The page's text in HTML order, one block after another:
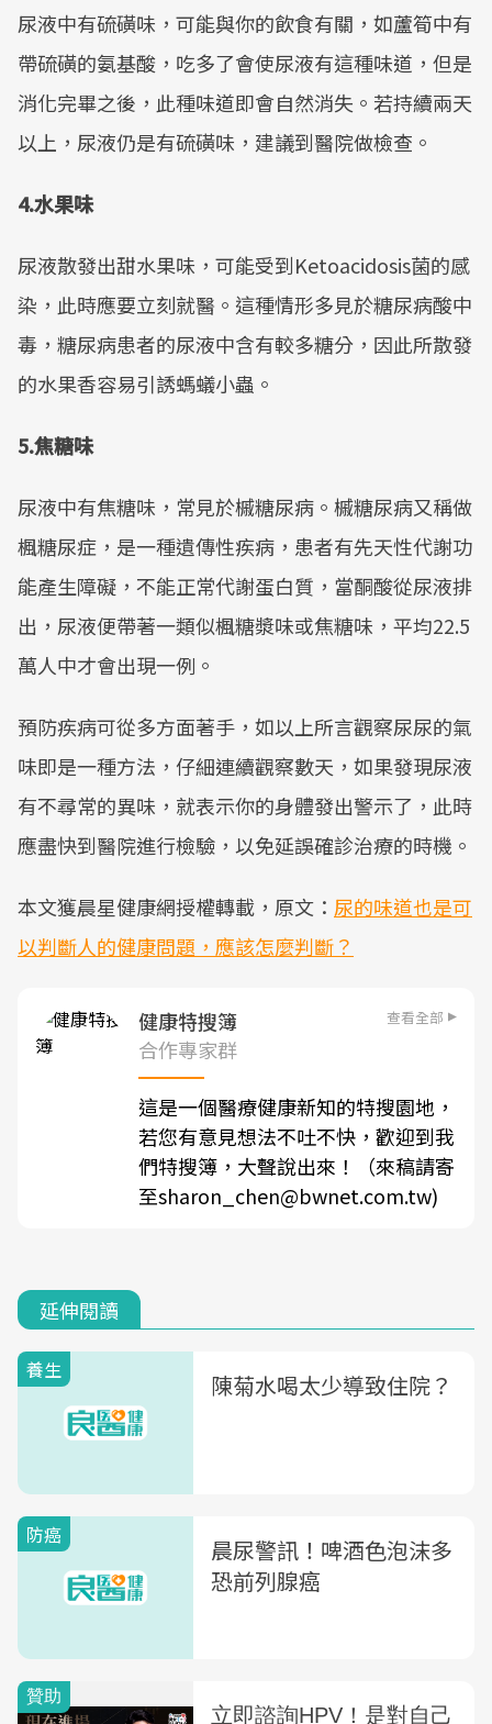
尿液中有硫磺味，可能與你的飲食有關，如蘆筍中有
帶硫磺的氨基酸，吃多了會使尿液有這種味道，但是
消化完畢之後，此種味道即會自然消失。若持續兩天
以上，尿液仍是有硫磺味，建議到醫院做檢查。
4.水果味
尿液散發出甜水果味，可能受到Ketoacidosis菌的感
染，此時應要立刻就醫。這種情形多見於糖尿病酸中
毒，糖尿病患者的尿液中含有較多糖分，因此所散發
的水果香容易引誘螞蟻小蟲。
5.焦糖味
尿液中有焦糖味，常見於槭糖尿病。槭糖尿病又稱做
楓糖尿症，是一種遺傳性疾病，患者有先天性代謝功
能產生障礙，不能正常代謝蛋白質，當酮酸從尿液排
出，尿液便帶著一類似楓糖漿味或焦糖味，平均22.5
萬人中才會出現一例。
預防疾病可從多方面著手，如以上所言觀察尿尿的氣
味即是一種方法，仔細連續觀察數天，如果發現尿液
有不尋常的異味，就表示你的身體發出警示了，此時
應盡快到醫院進行檢驗，以免延誤確診治療的時機。
本文獲晨星健康網授權轉載，原文： 尿的味道也是可
以判斷人的健康問題，應該怎麼判斷？
健康特搜簿 查看全部
合作專家群
這是一個醫療健康新知的特搜園地，
若您有意見想法不吐不快，歡迎到我
們特搜簿，大聲說出來！（來稿請寄
至sharon_chen@bwnet.com.tw)
延伸閱讀
養生 陳菊水喝太少導致住院？
防癌
晨尿警訊！啤酒色泡沫多
恐前列腺癌